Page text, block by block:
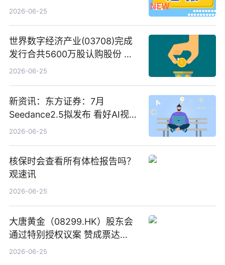
2026-06-25
世界数字经济产业(03708)完成
发行合共5600万股认购股份 净
筹约1007万港元 独家焦点
2026-06-25
新资讯：东方证券：7月
Seedance2.5拟发布 看好AI视频
创作工作流进一步提效
2026-06-25
核保时会查看所有体检报告吗？
观速讯
2026-06-25
大唐黄金（08299.HK）股东会
通过特别授权议案 赞成票达
100%_新动态
2026-06-25